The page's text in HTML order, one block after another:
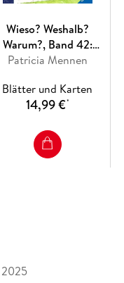
Wieso? Weshalb?
Warum?, Band 42:
Abschied, Tod und
Patricia Mennen
Blätter und Karten
14,99 €*
2025